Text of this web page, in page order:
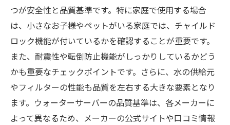
日々の生活を豊かにする選択肢
日常を快適にするウォーターサーバーの活用術
ウォーターサーバーの便利な使い方
料理に活用できる機能
お茶やコーヒーの作成に最適
健康的な水分補給のサポート
災害時の備えとしての活用
つが安全性と品質基準です。特に家庭で使用する場合
は、小さなお子様やペットがいる家庭では、チャイルド
ロック機能が付いているかを確認することが重要です。
また、耐震性や転倒防止機能がしっかりしているかどう
かも重要なチェックポイントです。さらに、水の供給元
やフィルターの性能も品質を左右する大きな要素となり
ます。ウォーターサーバーの品質基準は、各メーカーに
よって異なるため、メーカーの公式サイトや口コミ情報